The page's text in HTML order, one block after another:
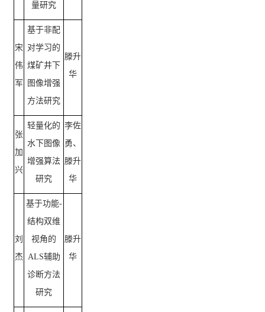
量研究
宋
伟
军
基于非配
对学习的
煤矿井下
图像增强
方法研究
滕升
华
张
加
兴
轻量化的
水下图像
增强算法
研究
李佐
勇、
滕升
华
刘
杰
基于功能-
结构双维
视角的
ALS辅助
诊断方法
研究
滕升
华